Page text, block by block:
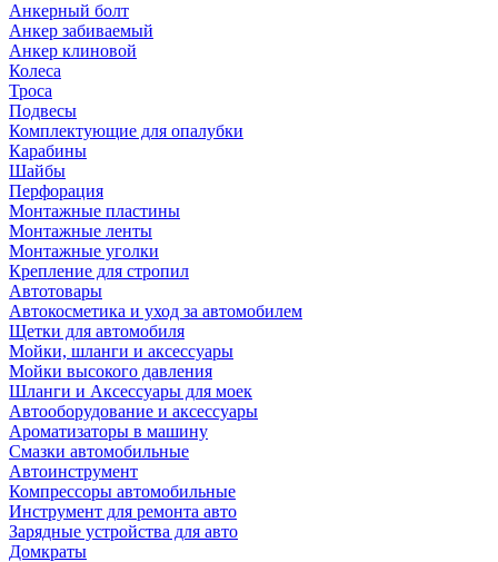
Анкерный болт
Анкер забиваемый
Анкер клиновой
Колеса
Троса
Подвесы
Комплектующие для опалубки
Карабины
Шайбы
Перфорация
Монтажные пластины
Монтажные ленты
Монтажные уголки
Крепление для стропил
Автотовары
Автокосметика и уход за автомобилем
Щетки для автомобиля
Мойки, шланги и аксессуары
Мойки высокого давления
Шланги и Аксессуары для моек
Автооборудование и аксессуары
Ароматизаторы в машину
Смазки автомобильные
Автоинструмент
Компрессоры автомобильные
Инструмент для ремонта авто
Зарядные устройства для авто
Домкраты